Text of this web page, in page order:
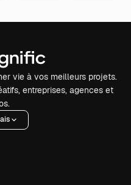
vie à vos meilleurs projets.
entreprises, agences et